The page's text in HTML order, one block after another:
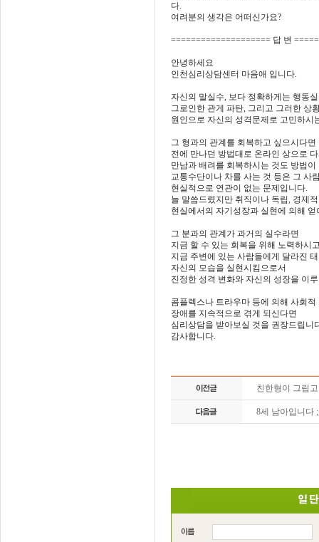
다.
여려분의 생각은 어떠신가요?
==================== 답 변
안녕하세요
인천심리상담센터 마음애 입니다.
자신의 말실수, 보다 정확하게는 행동
그로인한 관게 파탄, 그리고 그러한 상
원인으로 자신의 성격문제로 고민하시
그 형과의 관계를 회복하고 싶으시다면
전에 만나던 방법대로 온라인 상으로
만남과 배려를 회복하시는 것도 방법이
교통수단이나 차를 사는 것 등은 그 사
현실적으로 연관이 없는 문제입니다.
늘 말씀드렸지만 취직이나 독립, 경제
현실에서의 자기성장과 실현에 의해
그 분과의 관계가 과거의 실수라면
지금 할 수 있는 회복을 위해 노력하시
지금 주변에 있는 사람들에게 달라진
자신의 모습을 실현시킴으로서
진정한 성격 변화와 자신의 성장을 이
콤플렉스나 트라우마 등에 의해 사회적
장애를 지속적으로 겪게 되신다면
심리상담을 받아보실 것을 권장드립니
감사합니다.
친한형이 그립
8세 남아입니다